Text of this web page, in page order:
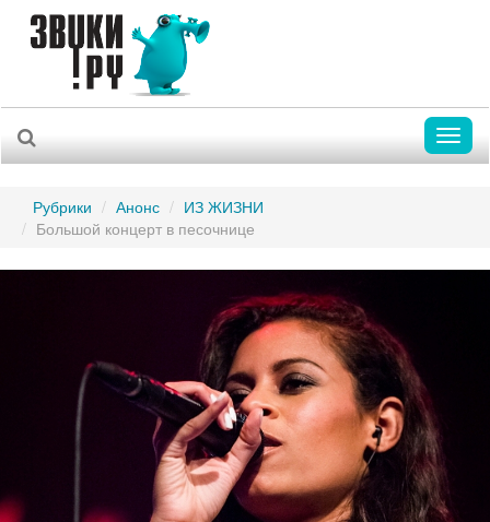
Рубрики Анонс
ИЗ ЖИЗНИ
Большой концерт в песочнице